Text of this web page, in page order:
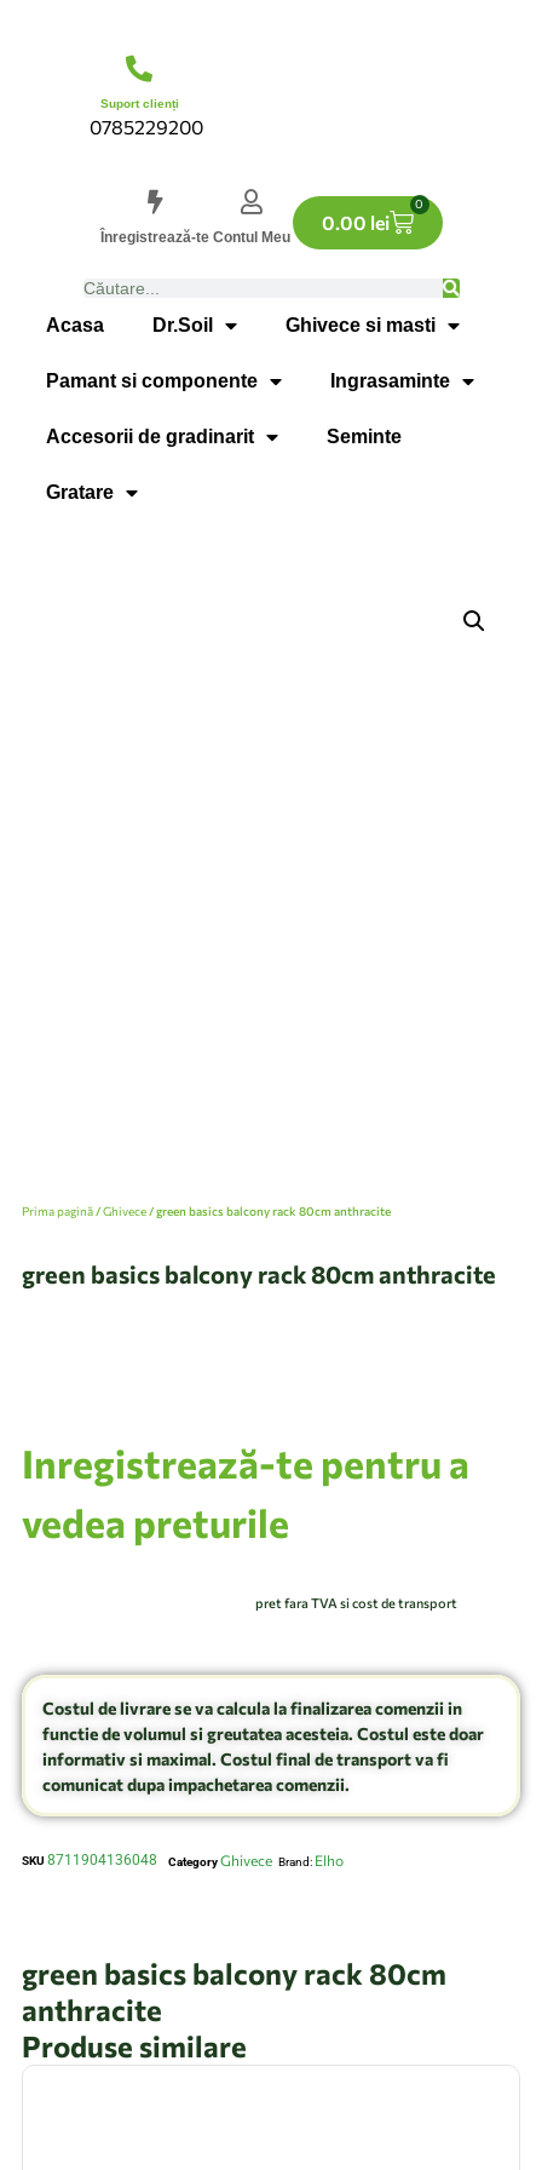
Suport clienți
0785229200
Înregistrează-te Contul Meu
0.00 lei
0
Acasa Dr.Soil Ghivece si masti
Pamant si componente Ingrasaminte
Accesorii de gradinarit Seminte
Gratare
Prima pagină/Ghivece/ green basics balcony rack 80cm anthracite
green basics balcony rack 80cm anthracite
Inregistrează-te pentru a
vedea preturile
pret fara TVA si cost de transport
Costul de livrare se va calcula la finalizarea comenzii in
functie de volumul si greutatea acesteia. Costul este doar
informativ si maximal. Costul final de transport va fi
comunicat dupa impachetarea comenzii.
SKU 8711904136048 CategoryGhivece Brand: Elho
green basics balcony rack 80cm
anthracite
Produse similare